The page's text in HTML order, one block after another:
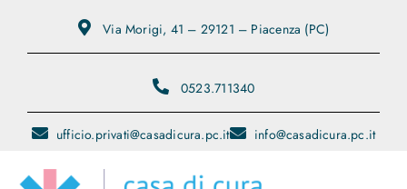
Via Morigi, 41 – 29121 – Piacenza (PC)
0523.711340
ufficio.privati@casadicura.pc.it info@casadicura.pc.it